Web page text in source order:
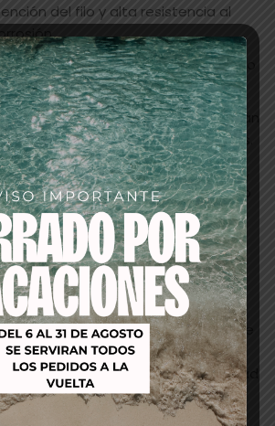
del filo y alta resistencia al
permite desfilar y texturizar, el filo
deslice fácilmente por el cabello.
Logran un corte más suave, facilitan
evitan roces y atascos intermedios.
1 se encuentra en tijeras prémium,
dureza, resistente, tienen un filo
System regulable.
nos permite descansar el dedo y
de la tijera.
muy pronunciada permite
el proceso de corte una posición
para poder trabajar con comodidad